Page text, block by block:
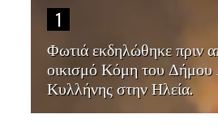
1
Φωτιά εκδηλώθηκε πριν
οικισμό Κόμη του Δήμου
Κυλλήνης στην Ηλεία.